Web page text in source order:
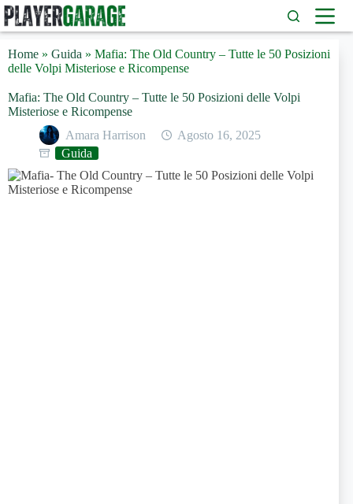
Salta
al
contenuto
Home » Guida » Mafia: The Old Country – Tutte le 50 Posizioni
delle Volpi Misteriose e Ricompense
Mafia: The Old Country – Tutte le 50 Posizioni delle Volpi
Misteriose e Ricompense
Amara Harrison
Agosto 16, 2025
Guida